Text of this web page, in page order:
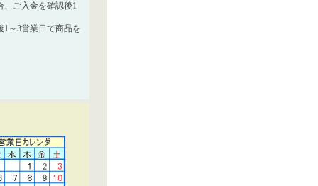
、ご入金を確認後1
～3営業日で商品を